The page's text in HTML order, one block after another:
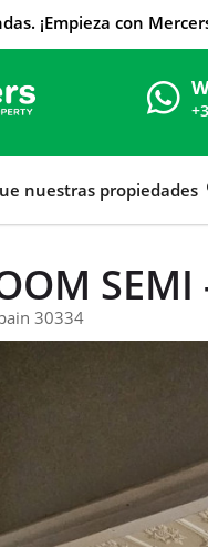
¡Empieza con
nuestras propiedades
SEMI
30334